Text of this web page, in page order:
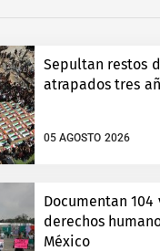
Sepultan restos
atrapados tres
05 AGOSTO 2026
Documentan
derechos
México